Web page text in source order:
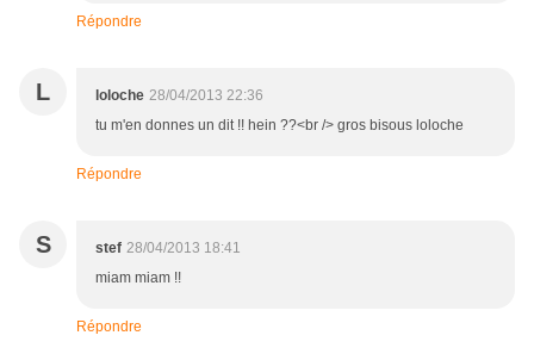
Répondre
L loloche 28/04/2013 22:36
tu m'en donnes un dit !! hein ??<br /> gros bisous loloche
Répondre
S stef 28/04/2013 18:41
miam miam !!
Répondre